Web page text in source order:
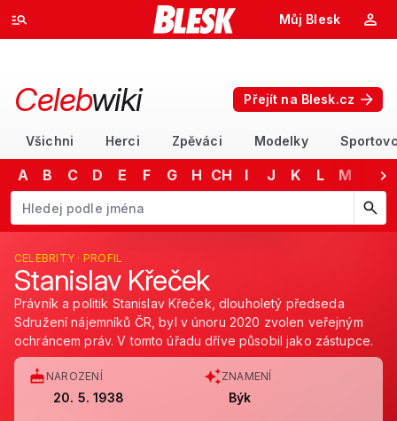
Můj Blesk
Celebwiki Přejít na Blesk.cz
Všichni Herci Zpěváci Modelky
A B C D E F G H CH I J K L M
Začněte psát jméno. Šipkami dolů a nahoru procházejte návrhy,
CELEBRITY · PROFIL
Stanislav Křeček
Právník a politik Stanislav Křeček, dlouholetý předseda
Sdružení nájemníků ČR, byl v únoru 2020 zvolen veřejným
ochráncem práv. V tomto úřadu dříve působil jako zástupce.
NAROZENÍ
20. 5. 1938
ZNAMENÍ
Býk